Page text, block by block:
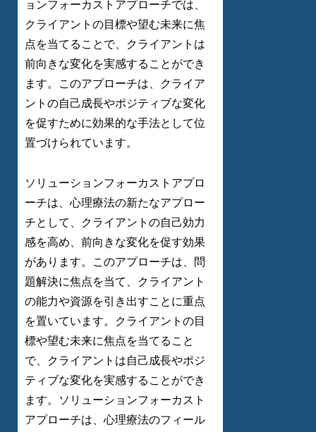
ョンフォーカストアプローチでは、
クライアントの目標や望む未来に焦
点を当てることで、クライアントは
前向きな変化を実感することができ
ます。このアプローチは、クライア
ントの自己成長やポジティブな変化
を促すために効果的な手法として位
置づけられています。
ソリューションフォーカストアプロ
ーチは、心理療法の新たなアプロー
チとして、クライアントの自己効力
感を高め、前向きな変化を促す効果
があります。このアプローチは、問
題解決に焦点を当て、クライアント
の能力や資源を引き出すことに重点
を置いています。クライアントの目
標や望む未来に焦点を当てること
で、クライアントは自己成長やポジ
ティブな変化を実感することができ
ます。ソリューションフォーカスト
アプローチは、心理療法のフィール